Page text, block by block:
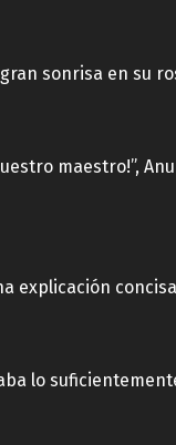
sonrisa en su
maestro!”,
explicación
lo